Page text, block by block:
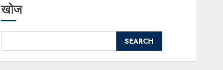
खोज
SEARCH